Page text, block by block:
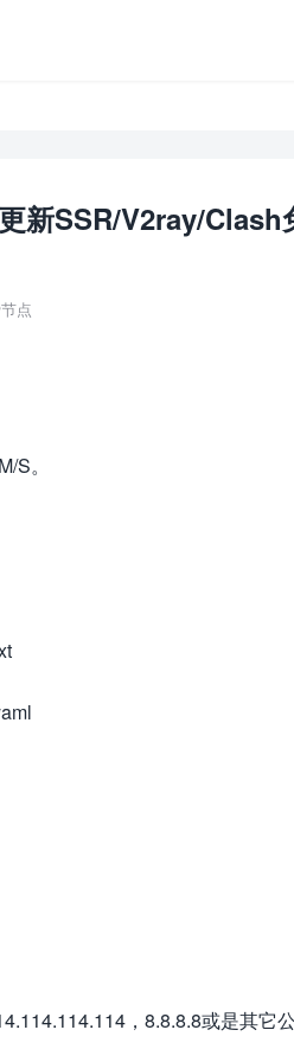
新SSR/V2ray/Clash
点
S。
，8.8.8.8或是其它